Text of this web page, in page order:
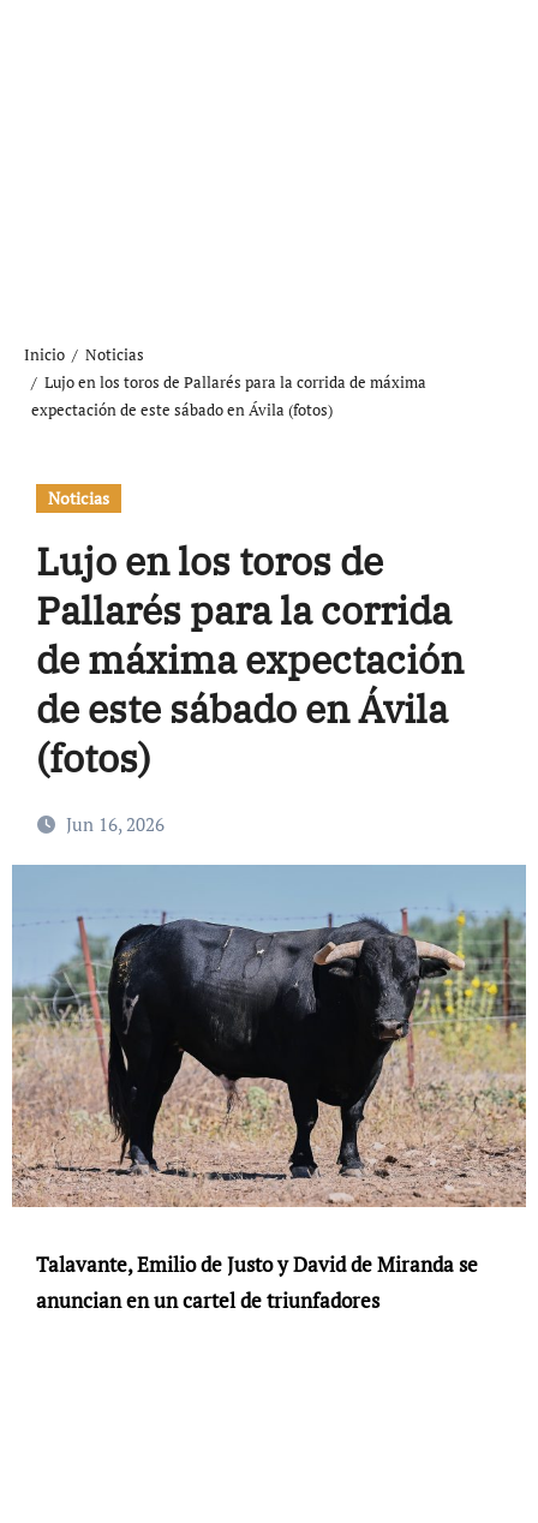
Inicio
Noticias
Lujo en los toros de Pallarés para la corrida de máxima
expectación de este sábado en Ávila (fotos)
Noticias
Lujo en los toros de
Pallarés para la corrida
de máxima expectación
de este sábado en Ávila
(fotos)
Jun 16, 2026
Talavante, Emilio de Justo y David de Miranda se
anuncian en un cartel de triunfadores